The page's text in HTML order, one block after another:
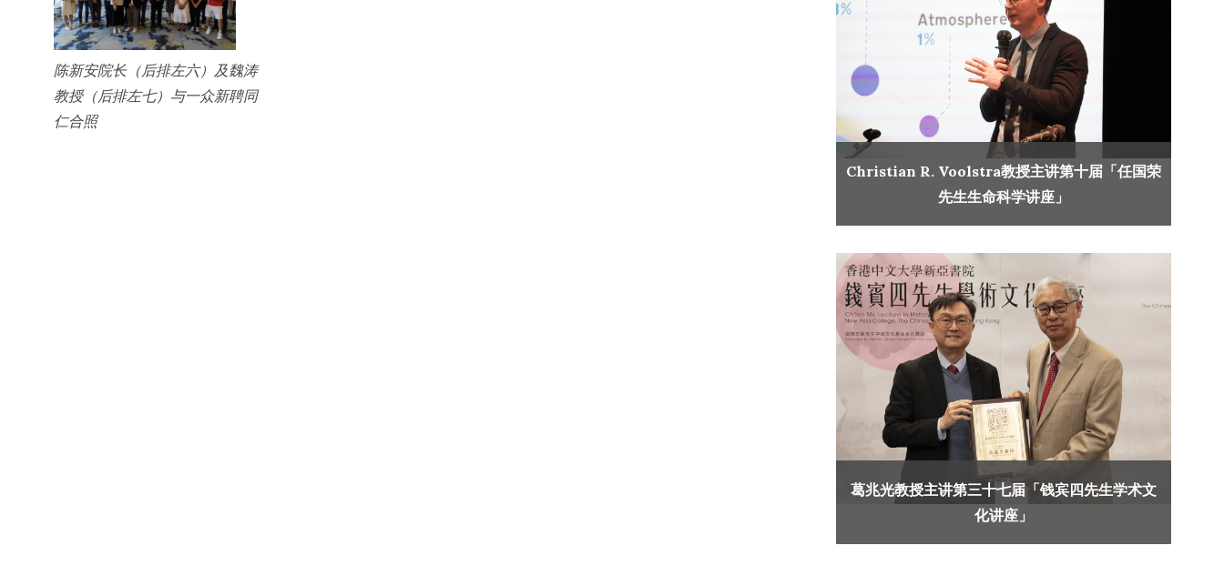
陈新安院长（后排左六）及魏涛
教授（后排左七）与一众新聘同
仁合照
Christian R. Voolstra教授主讲第十届「任国荣
先生生命科学讲座」
葛兆光教授主讲第三十七届「钱宾四先生学术文
化讲座」